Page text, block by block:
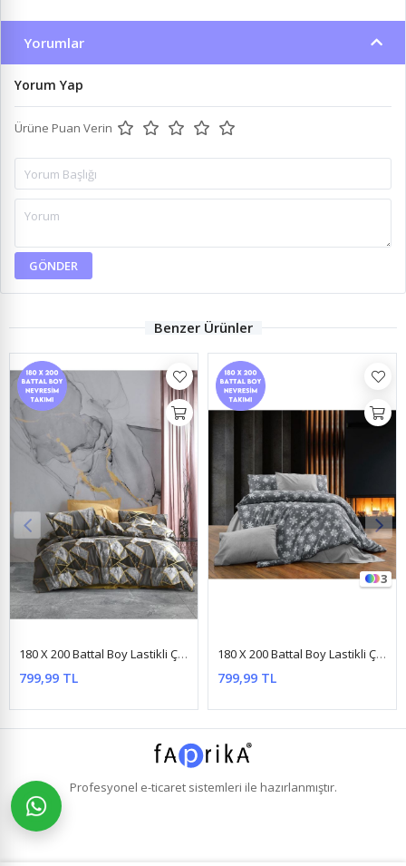
Yorumlar
Yorum Yap
Ürüne Puan Verin
GÖNDER
Benzer Ürünler
3
799,99 TL
1.349,99 TL
1.499,99 TL
Profesyonel e-ticaretsistemleri ile hazırlanmıştır.